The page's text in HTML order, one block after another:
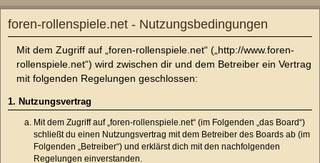
foren-rollenspiele.net - Nutzungsbedingungen
Mit dem Zugriff auf „foren-rollenspiele.net“ („http://www.foren-
rollenspiele.net“) wird zwischen dir und dem Betreiber ein Vertrag
mit folgenden Regelungen geschlossen:
1. Nutzungsvertrag
Mit dem Zugriff auf „foren-rollenspiele.net“ (im Folgenden „das Board“)
schließt du einen Nutzungsvertrag mit dem Betreiber des Boards ab (im
Folgenden „Betreiber“) und erklärst dich mit den nachfolgenden
Regelungen einverstanden.